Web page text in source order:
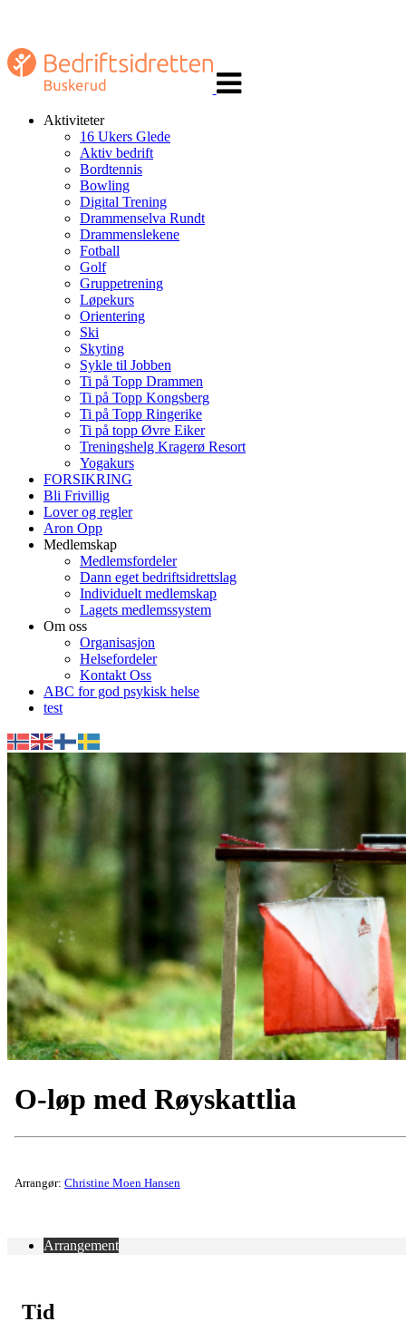
navigasjon
Aktiviteter
16 Ukers Glede
Aktiv bedrift
Bordtennis
Bowling
Digital Trening
Drammenselva Rundt
Drammenslekene
Fotball
Golf
Gruppetrening
Løpekurs
Orientering
Ski
Skyting
Sykle til Jobben
Ti på Topp Drammen
Ti på Topp Kongsberg
Ti på Topp Ringerike
Ti på topp Øvre Eiker
Treningshelg Kragerø Resort
Yogakurs
FORSIKRING
Bli Frivillig
Lover og regler
Aron Opp
Medlemskap
Medlemsfordeler
Dann eget bedriftsidrettslag
Individuelt medlemskap
Lagets medlemssystem
Om oss
Organisasjon
Helsefordeler
Kontakt Oss
ABC for god psykisk helse
test
O-løp med Røyskattlia
Arrangør: Christine Moen Hansen
Arrangement
Tid